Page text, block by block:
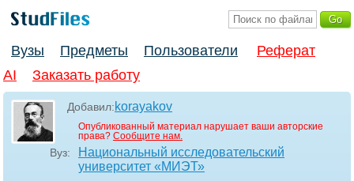
Вузы Предметы Пользователи
Реферат
AI
Заказать работу
Добавил:korayakov
Опубликованный материал нарушает ваши авторские
права? Сообщите нам.
Вуз:
Национальный исследовательский
университет «МИЭТ»